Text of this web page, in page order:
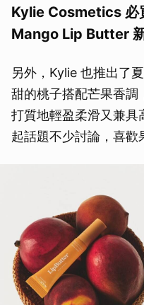
Kylie Cosmetics 必
Mango Lip Butter
另外，Kylie 也推出了
甜的桃子搭配芒果香調
打質地輕盈柔滑又兼具
起話題不少討論，喜歡